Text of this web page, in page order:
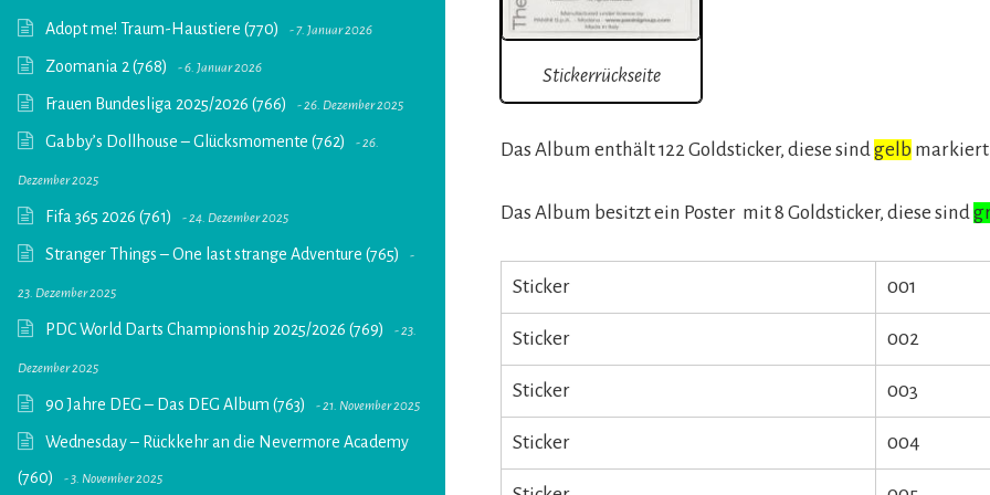
Adopt me! Traum-Haustiere (770) 7. Januar 2026
Zoomania 2 (768) 6. Januar 2026
Frauen Bundesliga 2025/2026 (766) 26. Dezember 2025
Gabby’s Dollhouse – Glücksmomente (762) 26.
Dezember 2025
Fifa 365 2026 (761) 24. Dezember 2025
Stranger Things – One last strange Adventure (765)
23. Dezember 2025
PDC World Darts Championship 2025/2026 (769) 23.
Dezember 2025
90 Jahre DEG – Das DEG Album (763) 21. November 2025
Wednesday – Rückkehr an die Nevermore Academy
(760)
3. November 2025
Stickerrückseite
Das Album enthält 122 Goldsticker, diese sindgelb markiert
Das Album besitzt ein Poster mit 8 Goldsticker, diese sind
Sticker 001
Sticker 002
Sticker 003
Sticker 004